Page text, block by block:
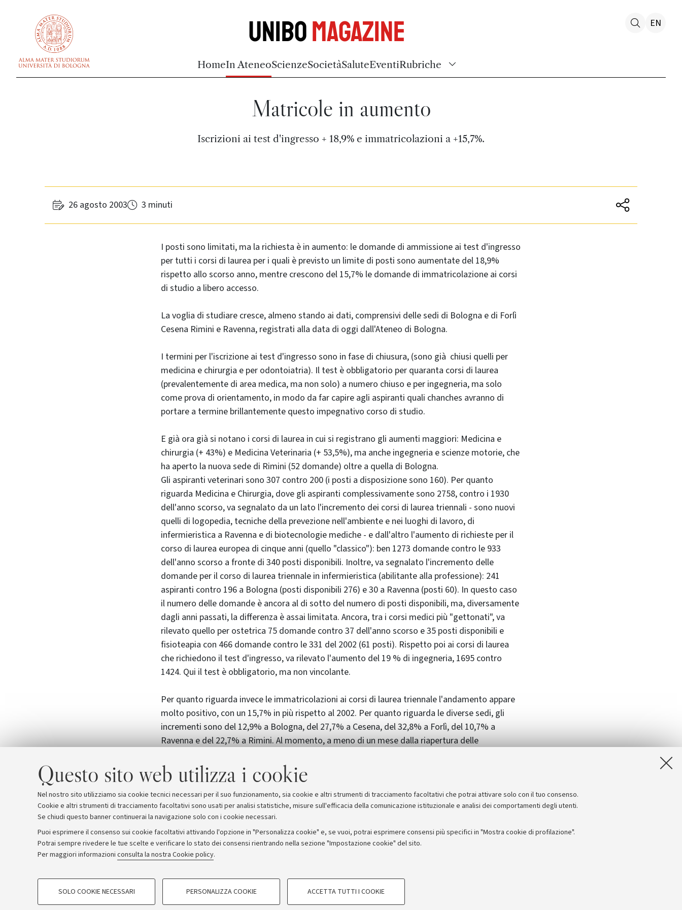
Questo sito web utilizza i cookie
Nel nostro sito utilizziamo sia cookie tecnici necessari per il suo funzionamento, sia cookie e altri strumenti di tracciamento facoltativi che potrai attivare solo con il tuo consenso.
Cookie e altri strumenti di tracciamento facoltativi sono usati per analisi statistiche, misure sull'efficacia della comunicazione istituzionale e analisi dei comportamenti degli utenti.
Se chiudi questo banner continuerai la navigazione solo con i cookie necessari.
Puoi esprimere il consenso sui cookie facoltativi attivando l'opzione in "Personalizza cookie" e, se vuoi, potrai esprimere consensi più specifici in "Mostra cookie di profilazione".
Potrai sempre rivedere le tue scelte e verificare lo stato dei consensi rientrando nella sezione "Impostazione cookie" del sito.
Per maggiori informazioni consulta la nostra Cookie policy.
COOKIE DI PROFILAZIONE - FACOLTATIVI COOKIE TECNICI - NECESSARI
SOLO COOKIE NECESSARI PERSONALIZZA COOKIE ACCETTA TUTTI I COOKIE
UniboMagazine
HomeIn AteneoScienzeSocietàSaluteEventiRubriche
EN
Matricole in aumento
Iscrizioni ai test d'ingresso + 18,9% e immatricolazioni a +15,7%.
26 agosto 2003 3 minuti
I posti sono limitati, ma la richiesta è in aumento: le domande di ammissione ai test d'ingresso
per tutti i corsi di laurea per i quali è previsto un limite di posti sono aumentate del 18,9%
rispetto allo scorso anno, mentre crescono del 15,7% le domande di immatricolazione ai corsi
di studio a libero accesso.
La voglia di studiare cresce, almeno stando ai dati, comprensivi delle sedi di Bologna e di Forlì
Cesena Rimini e Ravenna, registrati alla data di oggi dall'Ateneo di Bologna.
I termini per l'iscrizione ai test d'ingresso sono in fase di chiusura, (sono già chiusi quelli per
medicina e chirurgia e per odontoiatria). Il test è obbligatorio per quaranta corsi di laurea
(prevalentemente di area medica, ma non solo) a numero chiuso e per ingegneria, ma solo
come prova di orientamento, in modo da far capire agli aspiranti quali chanches avranno di
portare a termine brillantemente questo impegnativo corso di studio.
E già ora già si notano i corsi di laurea in cui si registrano gli aumenti maggiori: Medicina e
chirurgia (+ 43%) e Medicina Veterinaria (+ 53,5%), ma anche ingegneria e scienze motorie, che
ha aperto la nuova sede di Rimini (52 domande) oltre a quella di Bologna.
Gli aspiranti veterinari sono 307 contro 200 (i posti a disposizione sono 160). Per quanto
riguarda Medicina e Chirurgia, dove gli aspiranti complessivamente sono 2758, contro i 1930
dell'anno scorso, va segnalato da un lato l'incremento dei corsi di laurea triennali - sono nuovi
quelli di logopedia, tecniche della prevezione nell'ambiente e nei luoghi di lavoro, di
infermieristica a Ravenna e di biotecnologie mediche - e dall'altro l'aumento di richieste per il
corso di laurea europea di cinque anni (quello "classico"): ben 1273 domande contro le 933
dell'anno scorso a fronte di 340 posti disponibili. Inoltre, va segnalato l'incremento delle
domande per il corso di laurea triennale in infermieristica (abilitante alla professione): 241
aspiranti contro 196 a Bologna (posti disponibili 276) e 30 a Ravenna (posti 60). In questo caso
il numero delle domande è ancora al di sotto del numero di posti disponibili, ma, diversamente
dagli anni passati, la differenza è assai limitata. Ancora, tra i corsi medici più "gettonati", va
rilevato quello per ostetrica 75 domande contro 37 dell'anno scorso e 35 posti disponibili e
fisioteapia con 466 domande contro le 331 del 2002 (61 posti). Rispetto poi ai corsi di laurea
che richiedono il test d'ingresso, va rilevato l'aumento del 19 % di ingegneria, 1695 contro
1424. Qui il test è obbligatorio, ma non vincolante.
Per quanto riguarda invece le immatricolazioni ai corsi di laurea triennale l'andamento appare
molto positivo, con un 15,7% in più rispetto al 2002. Per quanto riguarda le diverse sedi, gli
incrementi sono del 12,9% a Bologna, del 27,7% a Cesena, del 32,8% a Forlì, del 10,7% a
Ravenna e del 22,7% a Rimini. Al momento, a meno di un mese dalla riapertura delle
Giursprudenza, Economia e Scienze politiche, il tutto all'interno di una tendenza complessiva
che vede le domande in aumento. Naturalmente, si tratta di dati provvisori, visto che a
disposizione delle aspiranti matricole ci sono ancora parecchie settimane di tempo.
Archivio Comunicati stampa Redazione Rassegna stampa
© Copyright 2026 - ALMA MATER STUDIORUM - Università di Bologna - Via Zamboni, 33 - 40126 Bologna - PI: 01131710376 - CF: 80007010376
Privacy
Note legali Impostazioni Cookie